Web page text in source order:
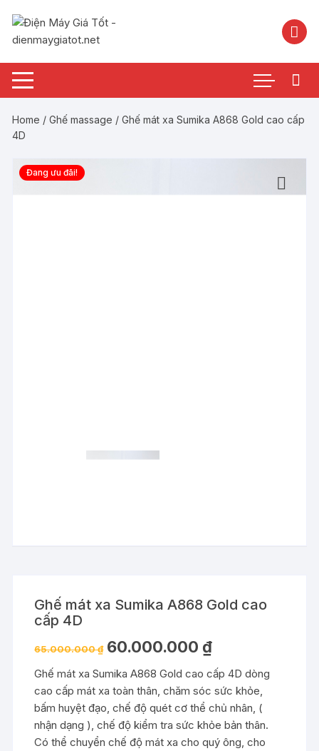
nội
Home /Ghế massage / Ghế mát xa Sumika A868 Gold cao cấp
4D
Đang ưu đãi!
Ghế mát xa Sumika A868 Gold cao
cấp 4D
65.000.000₫ 60.000.000 ₫
Ghế mát xa Sumika A868 Gold cao cấp 4D dòng
cao cấp mát xa toàn thân, chăm sóc sức khỏe,
bấm huyệt đạo, chế độ quét cơ thể chủ nhân, (
nhận dạng ), chế độ kiểm tra sức khỏe bản thân.
Có thể chuyển chế độ mát xa cho quý ông, cho